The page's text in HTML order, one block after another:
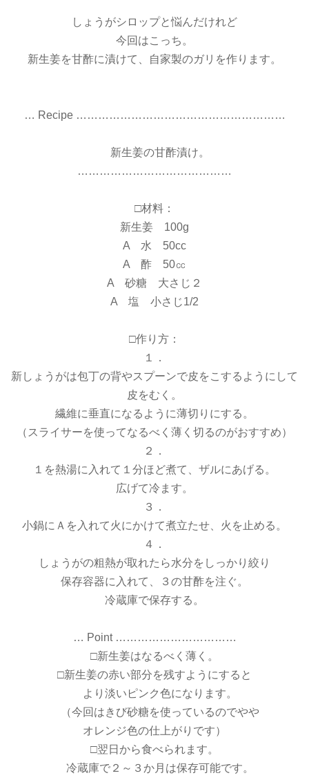
しょうがシロップと悩んだけれど
今回はこっち。
新生姜を甘酢に漬けて、自家製のガリを作ります。
… Recipe …………………………………………………
新生姜の甘酢漬け。
……………………………………
□材料：
新生姜 100g
A 水 50cc
A 酢 50㏄
A 砂糖 大さじ２
A 塩 小さじ1/2
□作り方：
１．
新しょうがは包丁の背やスプーンで皮をこするようにして
皮をむく。
繊維に垂直になるように薄切りにする。
（スライサーを使ってなるべく薄く切るのがおすすめ）
２．
１を熱湯に入れて１分ほど煮て、ザルにあげる。
広げて冷ます。
３．
小鍋にＡを入れて火にかけて煮立たせ、火を止める。
４．
しょうがの粗熱が取れたら水分をしっかり絞り
保存容器に入れて、３の甘酢を注ぐ。
冷蔵庫で保存する。
… Point ……………………………
□新生姜はなるべく薄く。
□新生姜の赤い部分を残すようにすると
より淡いピンク色になります。
（今回はきび砂糖を使っているのでやや
オレンジ色の仕上がりです）
□翌日から食べられます。
冷蔵庫で２～３か月は保存可能です。